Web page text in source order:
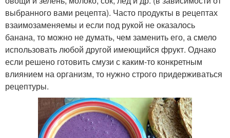
выбранного вами рецепта). Часто продукты в рецептах
взаимозаменяемы и если под рукой не оказалось
банана, то можно не думать, чем заменить его, а смело
использовать любой другой имеющийся фрукт. Однако
если решено готовить смузи с каким-то конкретным
влиянием на организм, то нужно строго придерживаться
рецептуры.